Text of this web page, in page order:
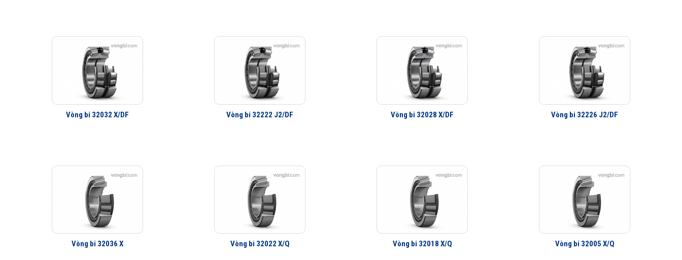
Vòng bi 32032 X/DF Vòng bi 32222 J2/DF Vòng bi 32028 X/DF Vòng bi 32226 J2/DF
Vòng bi 32036 X Vòng bi 32022 X/Q Vòng bi 32018 X/Q Vòng bi 32005 X/Q